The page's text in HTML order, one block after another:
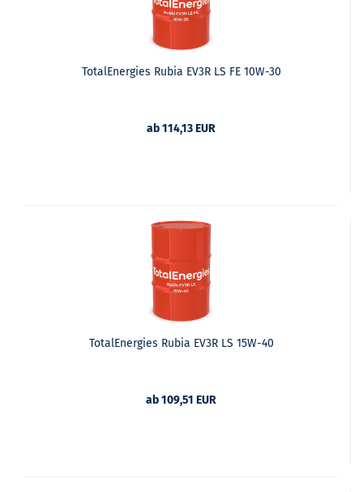
TotalEnergies Rubia EV3R LS FE 10W-30
ab 114,13 EUR
TotalEnergies Rubia EV3R LS 15W-40
ab 109,51 EUR